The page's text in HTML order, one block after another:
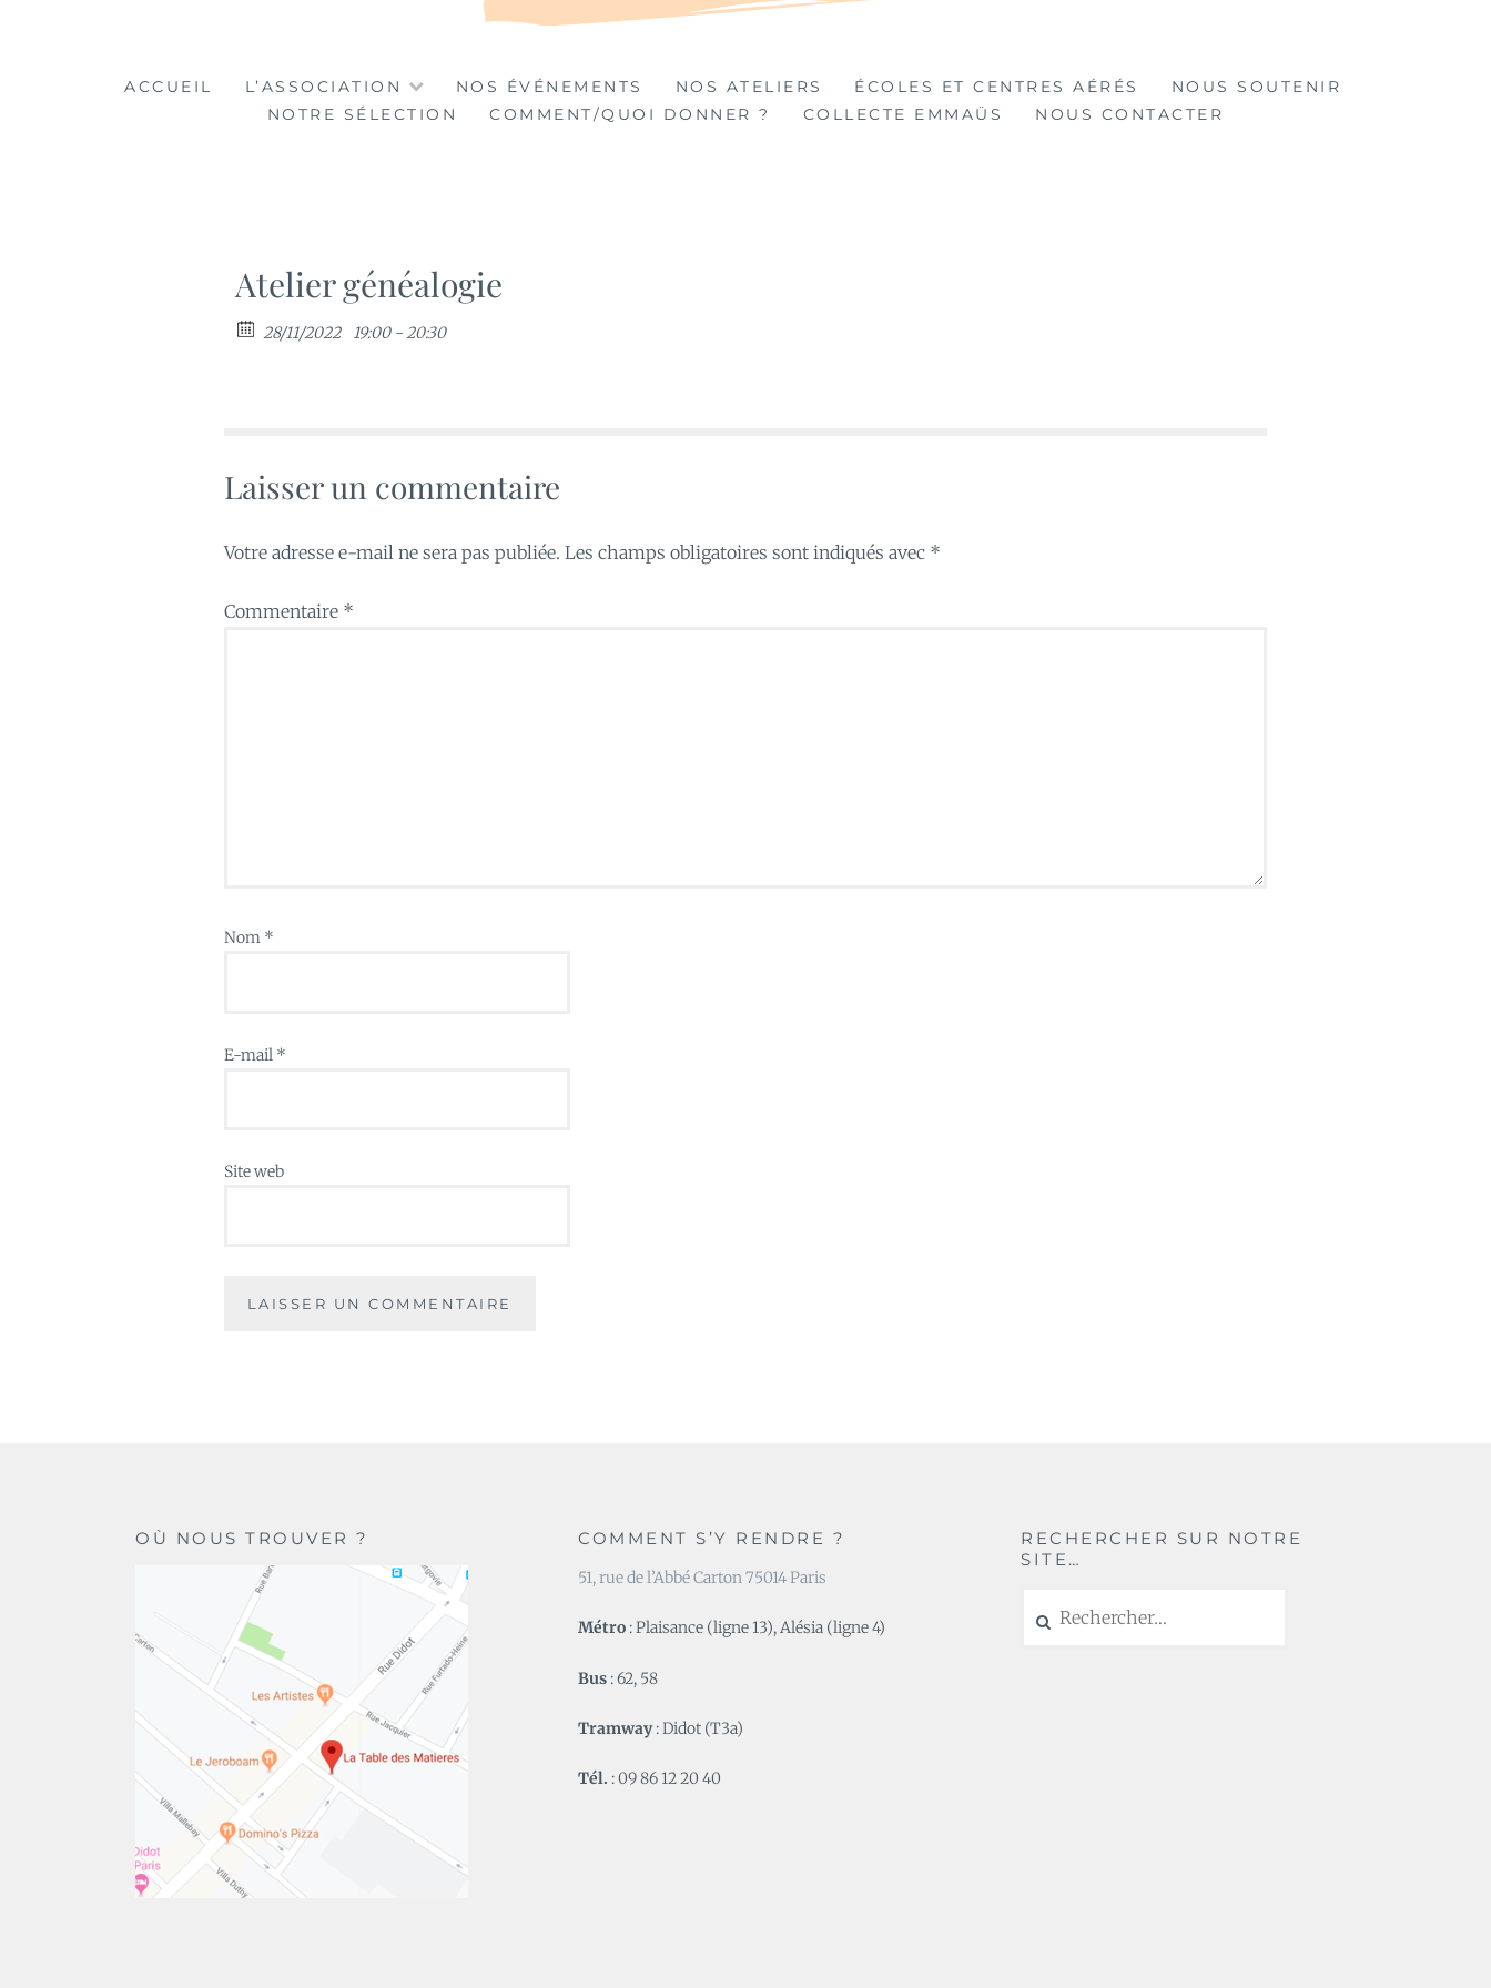
LA TABLE DES MATIÈRES
ACCUEIL L’ASSOCIATION NOS ÉVÉNEMENTS NOS ATELIERS ÉCOLES ET CENTRES AÉRÉS
NOUS SOUTENIR
NOTRE SÉLECTION
COMMENT/QUOI DONNER ? COLLECTE EMMAÜS NOUS CONTACTER
Atelier généalogie
28/11/2022 19:00 - 20:30
Laisser un commentaire
Votre adresse e-mail ne sera pas publiée. Les champs obligatoires sont indiqués avec *
Commentaire *
Nom *
E-mail *
Site web
OÙ NOUS TROUVER ? COMMENT S’Y RENDRE ?
51, rue de l’Abbé Carton 75014 Paris
Métro : Plaisance (ligne 13), Alésia (ligne 4)
Bus : 62, 58
Tramway: Didot (T3a)
Tél. : 09 86 12 20 40
RECHERCHER SUR NOTRE
SITE…